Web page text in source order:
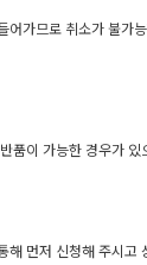
어가므로 취소가 불가
이 가능한 경우가 있
해 먼저 신청해 주시고